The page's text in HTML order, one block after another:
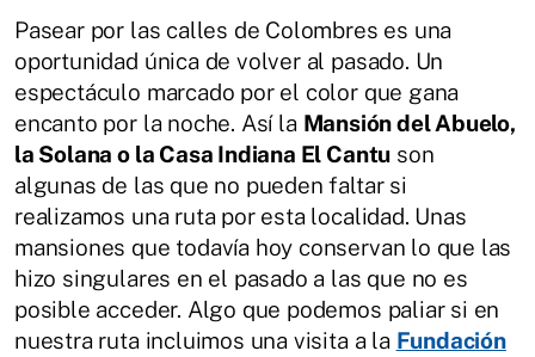
Pasear por las calles de Colombres es una
oportunidad única de volver al pasado. Un
espectáculo marcado por el color que gana
encanto por la noche. Así la Mansión del Abuelo,
la Solana o la Casa Indiana El Cantu son
algunas de las que no pueden faltar si
realizamos una ruta por esta localidad. Unas
mansiones que todavía hoy conservan lo que las
hizo singulares en el pasado a las que no es
posible acceder. Algo que podemos paliar si en
nuestra ruta incluimos una visita a la Fundación